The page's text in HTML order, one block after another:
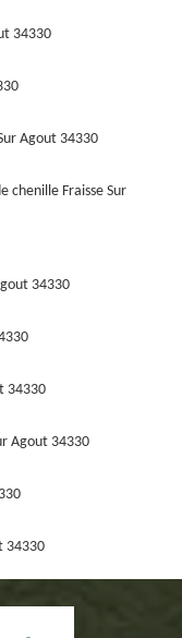
34330
Agout 34330
chenille Fraisse Sur
34330
34330
Agout 34330
34330